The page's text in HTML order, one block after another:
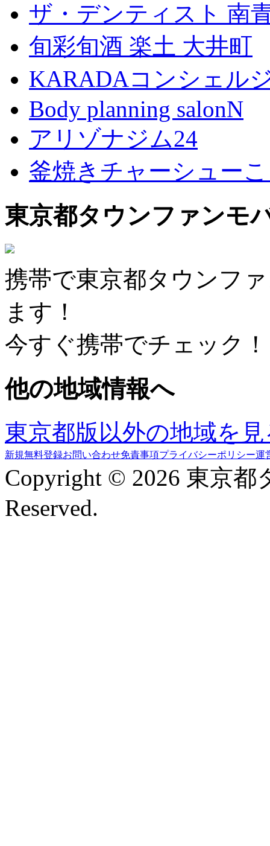
ザ・デンティスト 南
旬彩旬酒 楽土 大井町
KARADAコンシェル
Body planning salonN
アリゾナジム24
釜焼きチャーシュー
東京都タウンファンモ
携帯で東京都タウンフ
ます！
今すぐ携帯でチェック！
他の地域情報へ
東京都版以外の地域を
新規無料登録お問い合わせ免責事項プライバシーポリシー運
Copyright © 2026 東京
Reserved.